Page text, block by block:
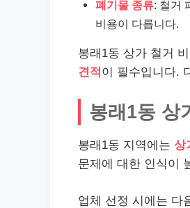
폐기물 종류: 철거
비용이 다릅니다.
봉래1동 상가 철거
견적 이 필수입니다.
봉래1동 상
봉래1동 지역에는 상
문제에 대한 인식이
업체 선정 시에는 다